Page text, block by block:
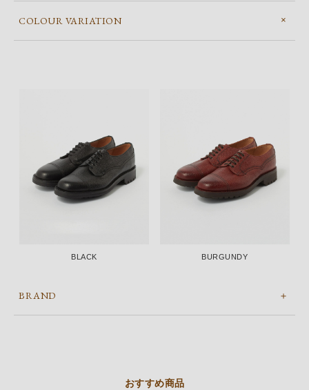
COLOUR VARIATION
BLACK BURGUNDY
BRAND
おすすめ商品